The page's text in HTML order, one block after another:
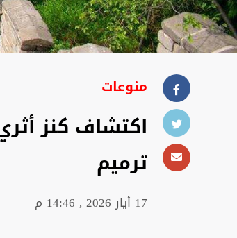
منوعات
اكتشاف كنز
ترميم
17 أيار 2026 , 14:46 م